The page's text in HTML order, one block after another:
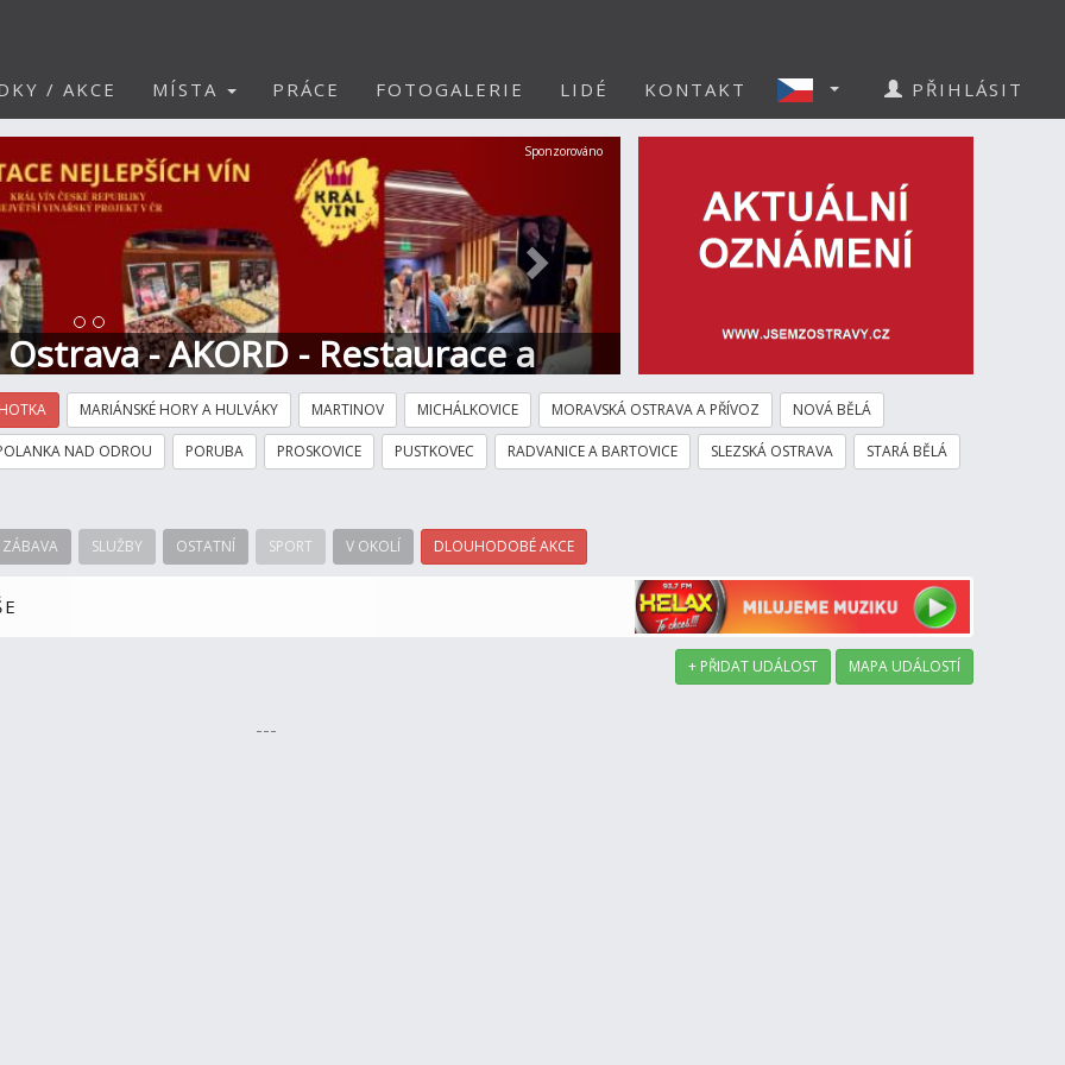
/ AKCE MÍSTA PRÁCE FOTOGALERIE LIDÉ KONTAKT PŘIHLÁSIT
- AKORD - Restaurace a
Další
Sponzorováno
MARIÁNSKÉ HORY A HULVÁKY MARTINOV MICHÁLKOVICE MORAVSKÁ OSTRAVA A PŘÍVOZ NOVÁ BĚLÁ
NAD ODROU PORUBA PROSKOVICE PUSTKOVEC RADVANICE A BARTOVICE SLEZSKÁ OSTRAVA STARÁ BĚLÁ
ZÁBAVA SLUŽBY OSTATNÍ SPORT V OKOLÍ DLOUHODOBÉ AKCE
+ PŘIDAT UDÁLOST MAPA UDÁLOSTÍ
---